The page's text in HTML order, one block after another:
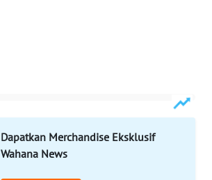
Dapatkan Merchandise Eksklusif
Wahana News